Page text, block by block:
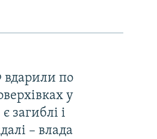
по
у
загиблі і
– влада